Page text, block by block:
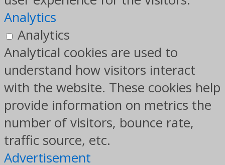
Analytics
Analytics
Analytical cookies are used to
understand how visitors interact
with the website. These cookies help
provide information on metrics the
number of visitors, bounce rate,
traffic source, etc.
Advertisement